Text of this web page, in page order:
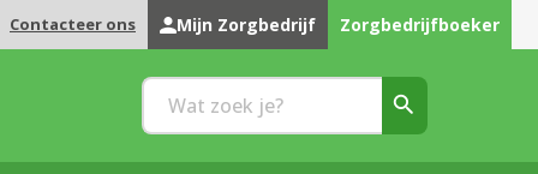
Contacteer ons Mijn Zorgbedrijf Zorgbedrijfboeker